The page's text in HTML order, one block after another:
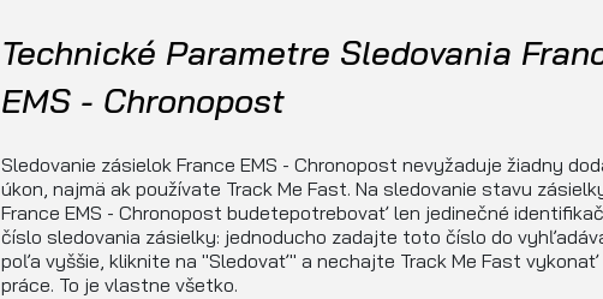
Technické Parametre Sledovania
EMS - Chronopost
Sledovanie zásielok France EMS - Chronopost nevyžaduje žiadny
úkon, najmä ak používate Track Me Fast. Na sledovanie stavu
France EMS - Chronopost budetepotrebovať len jedinečné
číslo sledovania zásielky: jednoducho zadajte toto číslo do
poľa vyššie, kliknite na "Sledovať" a nechajte Track Me Fast vykonať
práce. To je vlastne všetko.